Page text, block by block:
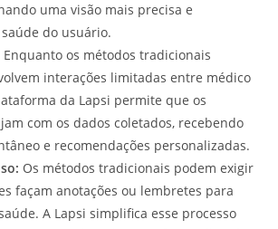
uma visão mais precisa e
do usuário.
Enquanto os métodos tradicionais
interações limitadas entre médico
da Lapsi permite que os
com os dados coletados, recebendo
e recomendações personalizadas.
Os métodos tradicionais podem exigir
façam anotações ou lembretes para
A Lapsi simplifica esse processo